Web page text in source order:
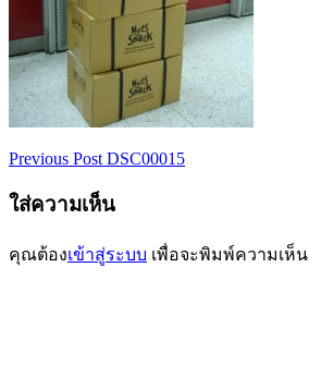
เมนู
นำทาง
เรื่อง
Previous Post DSC00015
ใส่ความเห็น
คุณต้องเข้าสู่ระบบ เพื่อจะพิมพ์ความเห็น